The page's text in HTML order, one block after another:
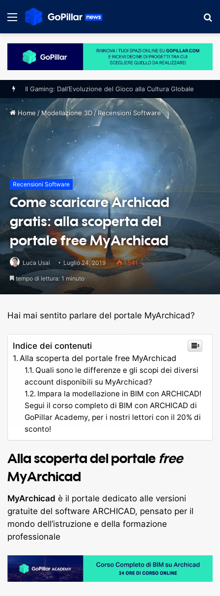
Menu
Il Gaming: Dall’Evoluzione del Gioco alla Cultura Globale
Home /Modellazione 3D/Recensioni Software
Recensioni Software
Come scaricare Archicad
gratis: alla scoperta del
portale free MyArchicad
Luca Usai Luglio 24, 2019 1.541
tempo di lettura: 1 minuto
Hai mai sentito parlare del portale MyArchicad?
Indice dei contenuti
Alla scoperta del portale free MyArchicad
Quali sono le differenze e gli scopi dei diversi
account disponibili su MyArchicad?
Impara la modellazione in BIM con ARCHICAD!
Segui il corso completo di BIM con ARCHICAD di
GoPillar Academy, per i nostri lettori con il 20% di
sconto!
Alla scoperta del portale free
MyArchicad
MyArchicad è il portale dedicato alle versioni
gratuite del software ARCHICAD, pensato per il
mondo dell’istruzione e della formazione
professionale